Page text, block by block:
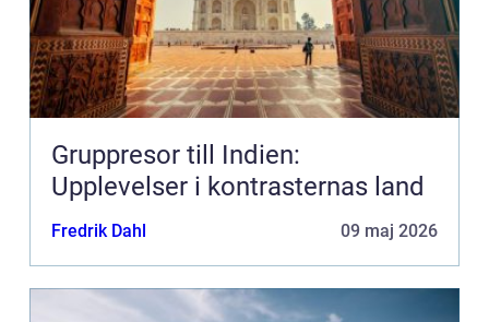
Gruppresor till Indien:
Upplevelser i kontrasternas land
Fredrik Dahl 09 maj 2026